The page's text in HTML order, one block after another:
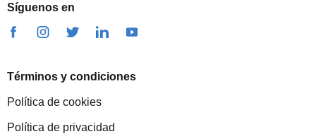
Síguenos en
Términos y condiciones
Política de cookies
Política de privacidad